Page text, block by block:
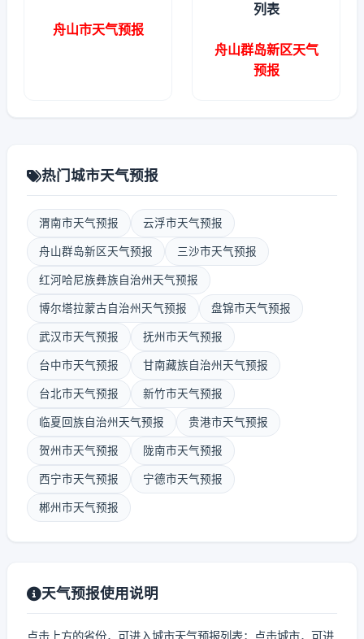
舟山市天气预报
列表
舟山群岛新区天气
预报
热门城市天气预报
渭南市天气预报 云浮市天气预报
舟山群岛新区天气预报 三沙市天气预报
红河哈尼族彝族自治州天气预报
博尔塔拉蒙古自治州天气预报 盘锦市天气预报
武汉市天气预报 抚州市天气预报
台中市天气预报 甘南藏族自治州天气预报
台北市天气预报 新竹市天气预报
临夏回族自治州天气预报 贵港市天气预报
贺州市天气预报 陇南市天气预报
西宁市天气预报 宁德市天气预报
郴州市天气预报
天气预报使用说明
点击上方的省份，可进入城市天气预报列表；点击城市，可进